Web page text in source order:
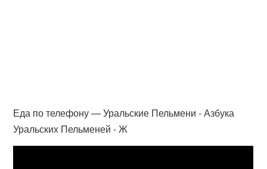
Еда по телефону — Уральские Пельмени - Азбука
Уральских Пельменей - Ж